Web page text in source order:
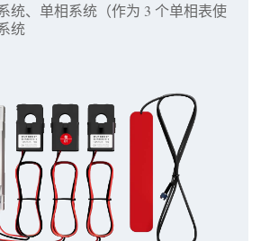
统、单相系统（作为 3 个单相表使
统